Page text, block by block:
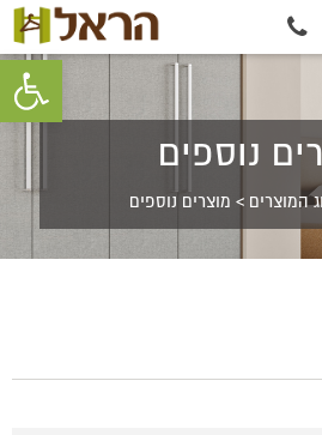
פתח
נוספים
המוצרים > מוצרים נוספים